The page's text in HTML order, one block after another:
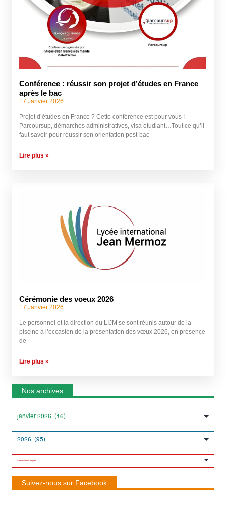
Conférence : réussir son projet d’études en France
après le bac
17 Janvier 2026
Projet d’études en France ? Cette conférence est pour vous !
Parcoursup, démarches administratives, visa étudiant…Tout ce qu’il
faut savoir pour réussir son orientation post-bac
Lire plus »
Cérémonie des voeux 2026
17 Janvier 2026
Le personnel et la direction du LIJM se sont réunis autour de la
piscine à l’occasion de la présentation des vœux 2026, en présence
de
Lire plus »
Nos archives
Suivez-nous sur Facebook